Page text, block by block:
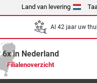
Land van levering
Al 42 jaar uw
6x in Nederland
Filialenoverzicht